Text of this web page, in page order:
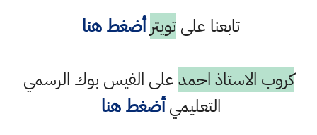
تابعنا علىتويتر أضغط هنا
كروب الاستاذ احمدعلى الفيس بوك الرسمي
التعليميأضغط هنا